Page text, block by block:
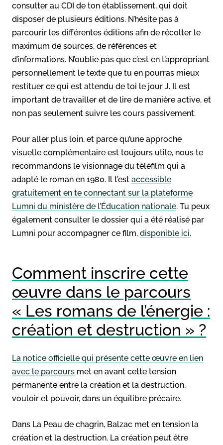
consulter au CDI de ton établissement, qui doit
disposer de plusieurs éditions. N’hésite pas à
parcourir les différentes éditions afin de récolter le
maximum de sources, de références et
d’informations. N’oublie pas que c’est en t’appropriant
personnellement le texte que tu en pourras mieux
restituer ce qui est attendu de toi le jour J. Il est
important de travailler et de lire de manière active, et
non pas seulement suivre les cours passivement.
Pour aller plus loin, et parce qu’une approche
visuelle complémentaire est toujours utile, nous te
recommandons le visionnage du téléfilm qui a
adapté le roman en 1980. Il t’est accessible
gratuitement en te connectant sur la plateforme
Lumni du ministère de l’Éducation nationale. Tu peux
également consulter le dossier qui a été réalisé par
Lumni pour accompagner ce film, disponible ici.
Comment inscrire cette
œuvre dans le parcours
« Les romans de l’énergie :
création et destruction » ?
La notice officielle qui présente cette œuvre en lien
avec le parcours met en avant cette tension
permanente entre la création et la destruction,
vouloir et pouvoir, dans un équilibre précaire.
Dans La Peau de chagrin, Balzac met en tension la
création et la destruction. La création peut être